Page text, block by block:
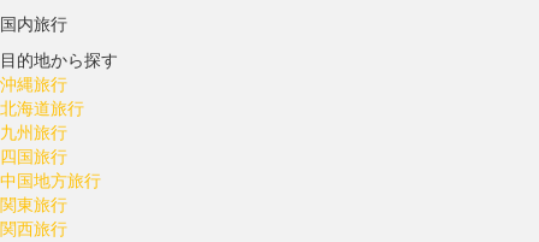
国内旅行
目的地から探す
沖縄旅行
北海道旅行
九州旅行
四国旅行
中国地方旅行
関東旅行
関西旅行